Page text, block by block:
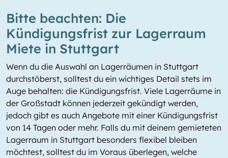
Bitte beachten: Die
Kündigungsfrist zur Lagerraum
Miete in Stuttgart
Wenn du die Auswahl an Lagerräumen in Stuttgart
durchstöberst, solltest du ein wichtiges Detail stets im
Auge behalten: die Kündigungsfrist. Viele Lagerräume in
der Großstadt können jederzeit gekündigt werden,
jedoch gibt es auch Angebote mit einer Kündigungsfrist
von 14 Tagen oder mehr. Falls du mit deinem gemieteten
Lagerraum in Stuttgart besonders flexibel bleiben
möchtest, solltest du im Voraus überlegen, welche